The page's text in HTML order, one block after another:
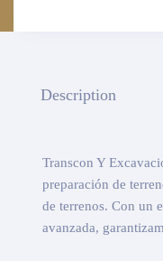
Description
Transcon Y
preparación de
de terrenos. Con un
avanzada,